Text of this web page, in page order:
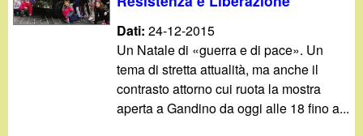
Dati:24-12-2015
Un Natale di «guerra e di pace». Un
tema di stretta attualità, ma anche il
contrasto attorno cui ruota la mostra
aperta a Gandino da oggi alle 18 fino a...